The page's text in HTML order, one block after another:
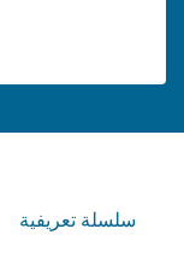
سلسلة تعريفية